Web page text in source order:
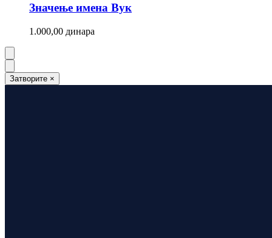
Значење имена Вук
1.000,00 динара
Затворите ×